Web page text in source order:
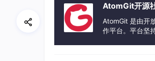
文献相似性检测（中英文查重
与海量出版物资源进行比对
AtomGit开源
AtomGit 是由开
作平台。平台坚